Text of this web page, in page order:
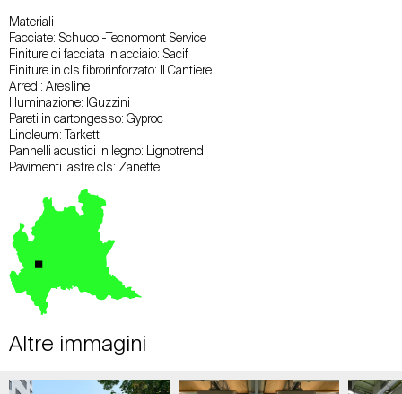
Materiali
Facciate: Schuco -Tecnomont Service
Finiture di facciata in acciaio: Sacif
Finiture in cls fibrorinforzato: Il Cantiere
Arredi: Aresline
Illuminazione: IGuzzini
Pareti in cartongesso: Gyproc
Linoleum: Tarkett
Pannelli acustici in legno: Lignotrend
Pavimenti lastre cls: Zanette
Altre immagini